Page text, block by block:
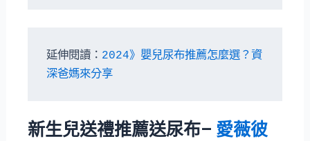
延伸閱讀： 2024》嬰兒尿布推薦怎麼選？資
深爸媽來分享
新生兒送禮推薦送尿布– 愛薇彼